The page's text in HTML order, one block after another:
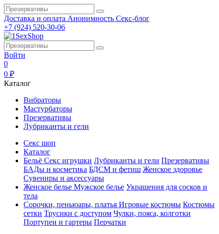
Доставка и оплата Анонимность Секс-блог
+7 (924) 520-30-06
Войти
0
0 ₽
Каталог
Вибраторы
Мастурбаторы
Презервативы
Лубриканты и гели
Секс шоп
Каталог
Бельё Секс игрушки Лубриканты и гели Презервативы
БАДы и косметика БДСМ и фетиш Женское здоровье
Сувениры и аксессуары
Женское белье Мужское белье Украшения для сосков и
тела
Сорочки, пеньюары, платья Игровые костюмы Костюмы
сетки Трусики с доступом Чулки, пояса, колготки
Портупеи и гартеры Перчатки